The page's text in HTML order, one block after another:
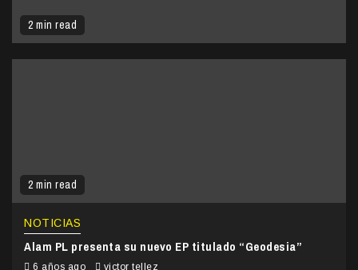
2 min read
2 min read
NOTICIAS
Alam PL presenta su nuevo EP titulado “Geodesia”
6 años ago victor tellez